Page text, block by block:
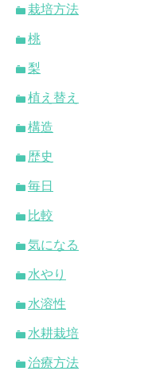
栽培方法
桃
梨
植え替え
構造
歴史
毎日
比較
気になる
水やり
水溶性
水耕栽培
治療方法